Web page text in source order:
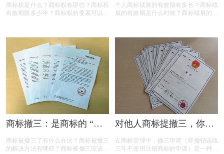
商标权是什么？商标权有那些？商标权
有效期限多少年？商标权的要素可以有
望对各位商标注册老板有帮助
个人商标续展的有效期有多长？商标续
展的有效期是什么时候？商标续展的费
么？商标续展的类型有哪些？商标续展
有什么种类？什么情况下需要进行商标
续展？商标续展的目的是什么？
商标撤三：是商标的 “夺
商标被撤三了有什么办法？商标被撤三
的解决方法有哪些？商标被撤三应该如
对他人商标提撤三，你真
在商标管理中，撤三申请（即撤销连续
三年不使用注册商标的申请）是一种重